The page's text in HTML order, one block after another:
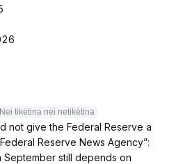
Nei tikėtina nei netikėtina
not give the Federal Reserve a
Reserve News Agency”:
September still depends on